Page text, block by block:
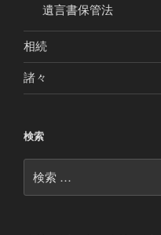
遺言書保管法
相続
諸々
検索
索: